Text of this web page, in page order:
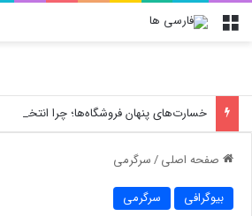
منو
خسارت‌های پنهان فروشگاه‌ها؛ چرا انتخاب
صفحه اصلی/سرگرمی
بیوگرافی سرگرمی